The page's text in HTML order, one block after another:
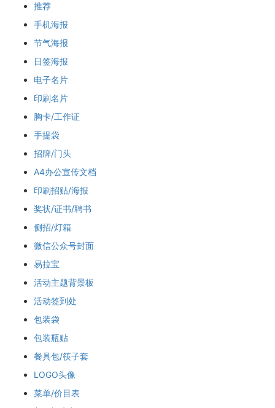
推荐
手机海报
节气海报
日签海报
电子名片
印刷名片
胸卡/工作证
手提袋
招牌/门头
A4办公宣传文档
印刷招贴/海报
奖状/证书/聘书
侧招/灯箱
微信公众号封面
易拉宝
活动主题背景板
活动签到处
包装袋
包装瓶贴
餐具包/筷子套
LOGO头像
菜单/价目表